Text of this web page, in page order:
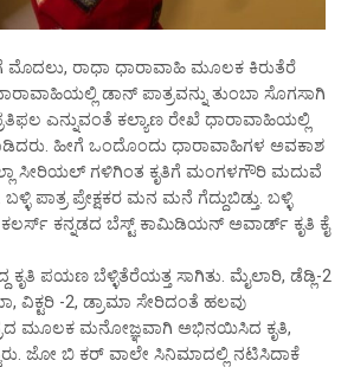
ಮೊದಲು, ರಾಧಾ ಧಾರಾವಾಹಿ ಮೂಲಕ ಕಿರುತೆರೆ
ಡಾನ್ ಪಾತ್ರವನ್ನು ತುಂಬಾ ಸೊಗಸಾಗಿ
ಎನ್ನುವಂತೆ ಕಲ್ಯಾಣ ರೇಖೆ ಧಾರಾವಾಹಿಯಲ್ಲಿ
ಹೀಗೆ ಒಂದೊಂದು ಧಾರಾವಾಹಿಗಳ ಅವಕಾಶ
ಸೀರಿಯಲ್ ಗಳಿಗಿಂತ ಕೃತಿಗೆ ಮಂಗಳಗೌರಿ ಮದುವೆ
ಪಾತ್ರ ಪ್ರೇಕ್ಷಕರ ಮನ ಮನೆ ಗೆದ್ದುಬಿಡ್ತು. ಬಳ್ಳಿ
ಕನ್ನಡದ ಬೆಸ್ಟ್ ಕಾಮಿಡಿಯನ್ ಅವಾರ್ಡ್ ಕೃತಿ ಕೈ
ಕೃತಿ ಪಯಣ ಬೆಳ್ಳಿತೆರೆಯತ್ತ ಸಾಗಿತು‌. ಮೈಲಾರಿ, ಡೆಡ್ಲಿ-2
-2, ಡ್ರಾಮಾ ಸೇರಿದಂತೆ ಹಲವು
ಮೂಲಕ ಮನೋಜ್ಞವಾಗಿ ಅಭಿನಯಿಸಿದ ಕೃತಿ,
ಜೋ ಬಿ ಕರ್ ವಾಲೇ ಸಿನಿಮಾದಲ್ಲಿ ನಟಿಸಿದಾಕೆ